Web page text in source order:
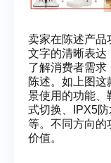
卖家在陈述产品
文字的清晰表达
了解消费者需求
陈述。如上图
景使用的功能、
式切换、IPX5
等。不同方向的
价值。